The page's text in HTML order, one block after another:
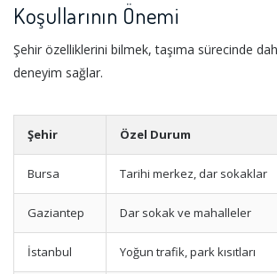
Koşullarının Önemi
Şehir özelliklerini bilmek, taşıma sürecinde
deneyim sağlar.
Şehir Özel Durum
Bursa Tarihi merkez, dar sokaklar
Gaziantep Dar sokak ve mahalleler
İstanbul Yoğun trafik, park kısıtları